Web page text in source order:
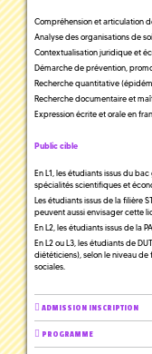
Compréhension et articulation
Analyse des organisations de
Contextualisation juridique et
Démarche de prévention,
Recherche quantitative
Recherche documentaire et
Expression écrite et orale en
Public cible
En L1, les étudiants issus du
spécialités scientifiques et
Les étudiants issus de la filière
peuvent aussi envisager cette
En L2, les étudiants issus de la
En L2 ou L3, les étudiants de
diététiciens), selon le niveau
sociales.
ADMISSION INSCRIPTION
PROGRAMME